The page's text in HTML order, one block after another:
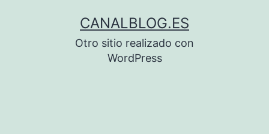
CANALBLOG.ES
Otro sitio realizado con
WordPress